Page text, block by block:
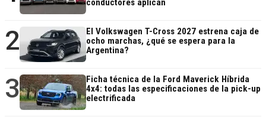
conductores aplican
2
El Volkswagen T-Cross 2027 estrena caja de
ocho marchas, ¿qué se espera para la
Argentina?
3
Ficha técnica de la Ford Maverick Híbrida
4x4: todas las especificaciones de la pick-up
electrificada